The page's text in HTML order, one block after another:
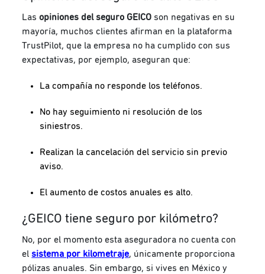
Lasopiniones del seguro GEICO son negativas en su
mayoría, muchos clientes afirman en la plataforma
TrustPilot, que la empresa no ha cumplido con sus
expectativas, por ejemplo, aseguran que:
La compañía no responde los teléfonos.
No hay seguimiento ni resolución de los
siniestros.
Realizan la cancelación del servicio sin previo
aviso.
El aumento de costos anuales es alto.
¿GEICO tiene seguro por kilómetro?
No, por el momento esta aseguradora no cuenta con
elsistema por kilometraje, únicamente proporciona
pólizas anuales. Sin embargo, si vives en México y